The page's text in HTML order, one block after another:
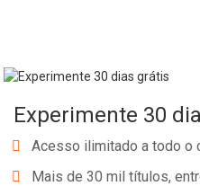
Experimente 30
Acesso ilimitado a todo o
Mais de 30 mil títulos,